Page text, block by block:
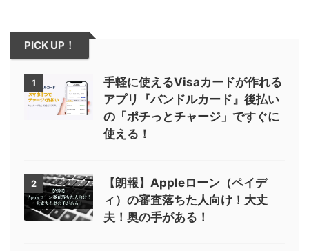
PICK UP！
1
手軽に使えるVisaカードが作れる
アプリ『バンドルカード』後払い
の「ポチっとチャージ」ですぐに
使える！
2
【朗報】Appleローン（ペイデ
ィ）の審査落ちた人向け！大丈
夫！奥の手がある！